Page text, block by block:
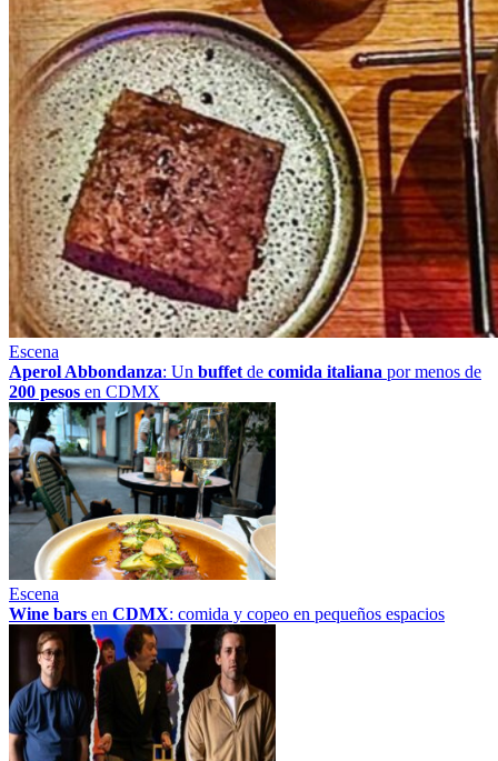
Escena
Aperol Abbondanza: Un buffetde comida italiana por menos de
200 pesos en CDMX
Escena
Wine bars en CDMX: comida y copeo en pequeños espacios